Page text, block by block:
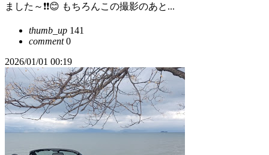
ました～❗❗️😊 もちろんこの撮影のあと...
thumb_up 141
comment0
2026/01/01 00:19